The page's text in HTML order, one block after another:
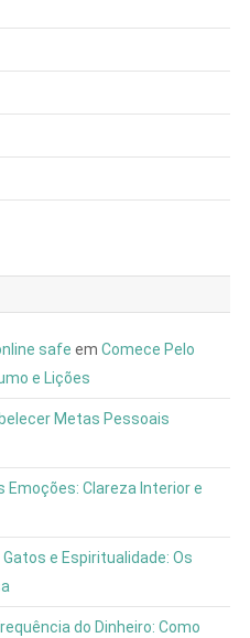
safe em Comece Pelo
e Lições
Metas Pessoais
Emoções: Clareza Interior e
Gatos e Espiritualidade: Os
do Dinheiro: Como